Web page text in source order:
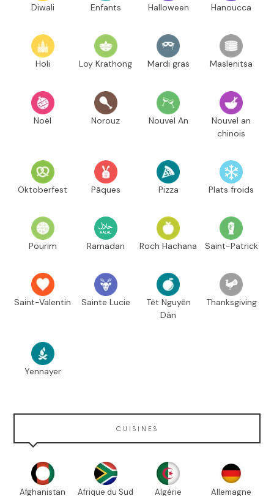
Diwali Enfants Halloween Hanoucca
Holi Loy Krathong Mardi gras Maslenitsa
Noël Norouz Nouvel An
Nouvel an
chinois
Oktoberfest Pâques Pizza Plats froids
Pourim Ramadan Roch Hachana Saint-Patrick
Saint-Valentin Sainte Lucie
Têt Nguyên
Dán
Thanksgiving
Yennayer
CUISINES
Afghanistan Afrique du Sud Algérie Allemagne